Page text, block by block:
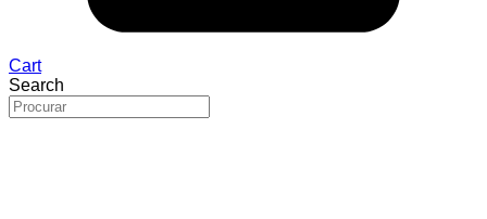
Cart
Search